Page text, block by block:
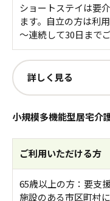
ショートステイは要
ます。自立の方は利
～連続して30日まで
詳しく見る
小規模多機能型居宅介
ご利用いただける方
65歳以上の方：要支
施設のある市区町村